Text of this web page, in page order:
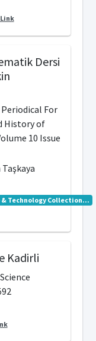
Dersi
For
History of
10 Issue
Technology Collection...
Kadirli